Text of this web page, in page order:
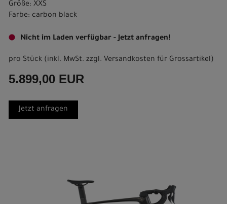
Größe: XXS
Farbe: carbon black
Nicht im Laden verfügbar - Jetzt anfragen!
pro Stück (inkl. MwSt. zzgl. Versandkosten für Grossartikel)
5.899,00 EUR
Jetzt anfragen